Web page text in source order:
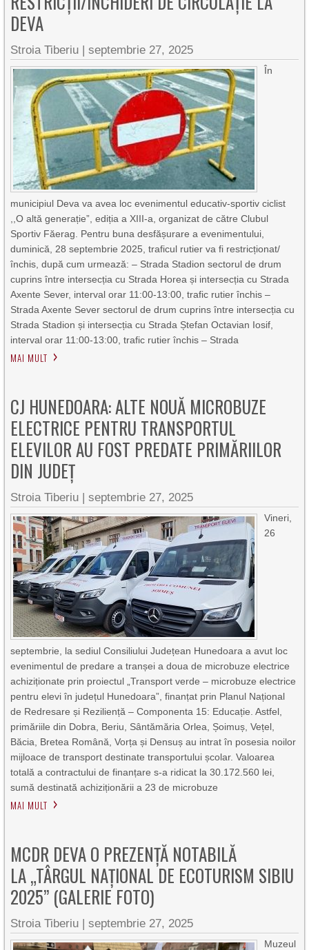
DEVA
Stroia Tiberiu |septembrie 27, 2025
În
municipiul Deva va avea loc evenimentul educativ-sportiv ciclist
,,O altă generație”, ediția a XIII-a, organizat de către Clubul
Sportiv Făerag. Pentru buna desfășurare a evenimentului,
duminică, 28 septembrie 2025, traficul rutier va fi restricționat/
închis, după cum urmează: – Strada Stadion sectorul de drum
cuprins între intersecția cu Strada Horea și intersecția cu Strada
Axente Sever, interval orar 11:00-13:00, trafic rutier închis –
Strada Axente Sever sectorul de drum cuprins între intersecția cu
Strada Stadion și intersecția cu Strada Ștefan Octavian Iosif,
interval orar 11:00-13:00, trafic rutier închis – Strada
MAI MULT
CJ HUNEDOARA: ALTE NOUĂ MICROBUZE
ELECTRICE PENTRU TRANSPORTUL
ELEVILOR AU FOST PREDATE PRIMĂRIILOR
DIN JUDEȚ
Stroia Tiberiu |septembrie 27, 2025
Vineri,
26
septembrie, la sediul Consiliului Județean Hunedoara a avut loc
evenimentul de predare a tranșei a doua de microbuze electrice
achiziționate prin proiectul „Transport verde – microbuze electrice
pentru elevi în județul Hunedoara”, finanțat prin Planul Național
de Redresare și Reziliență – Componenta 15: Educație. Astfel,
primăriile din Dobra, Beriu, Sântămăria Orlea, Șoimuș, Vețel,
Băcia, Bretea Română, Vorța și Densuș au intrat în posesia noilor
mijloace de transport destinate transportului școlar. Valoarea
totală a contractului de finanțare s-a ridicat la 30.172.560 lei,
sumă destinată achiziționării a 23 de microbuze
MAI MULT
MCDR DEVA O PREZENȚĂ NOTABILĂ
LA „TÂRGUL NAȚIONAL DE ECOTURISM SIBIU
2025” (GALERIE FOTO)
Stroia Tiberiu |septembrie 27, 2025
Muzeul